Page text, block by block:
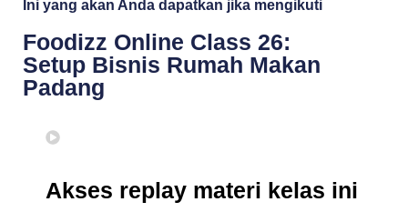
Ini yang akan Anda dapatkan jika mengikuti
Foodizz Online Class 26:
Setup Bisnis Rumah Makan
Padang
Akses replay materi kelas ini